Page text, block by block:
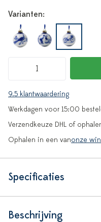
Varianten:
9.5 klantwaardering
Werkdagen voor 15:00
Verzendkeuze DHL of
Ophalen in een vanonze
Specificaties
Beschrijving